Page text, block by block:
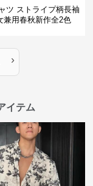
ツ ストライプ柄長袖
兼用春秋新作全2色
›
イテム